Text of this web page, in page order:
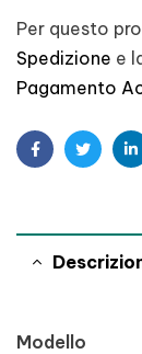
Per questo
Spedizione e
Pagamento
FacebookTwitter
Modello